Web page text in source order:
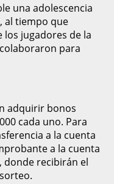
una adolescencia
al tiempo que
jugadores de la
para
adquirir bonos
cada uno. Para
a la cuenta
a la cuenta
, donde recibirán el